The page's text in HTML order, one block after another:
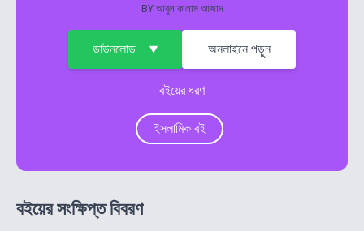
BYআবুল কালাম আজাদ
ডাউনলোড অনলাইনে পড়ুন
বইয়ের ধরণ
ইসলামিক বই
বইয়ের সংক্ষিপ্ত বিবরণ